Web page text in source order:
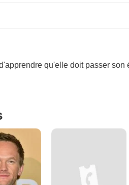
qu'elle doit passer son